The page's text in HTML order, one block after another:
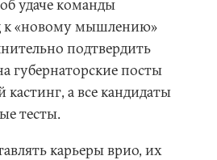
удаче команды
к «новому мышлению»
подтвердить
губернаторские посты
а все кандидаты
тесты.
карьеры врио, их